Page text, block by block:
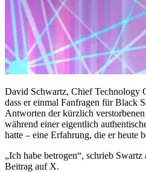
David Schwartz, Chief Technology
dass er einmal Fanfragen für Black
Antworten der kürzlich
während einer eigentlich
hatte – eine Erfahrung, die er heute
„Ich habe betrogen“, schrieb
Beitrag auf X.